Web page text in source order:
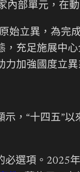
部單元，在
始立異，為完
充足施展中
力加強國度立異
示，“十四五”
選項。2025